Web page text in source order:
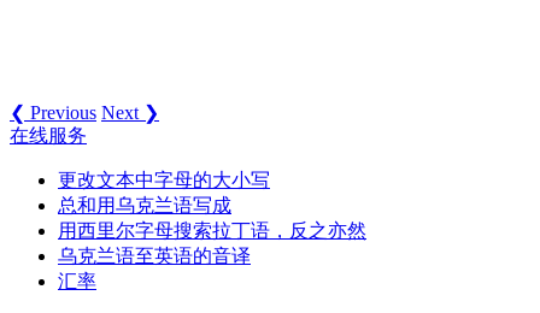
❮ Previous Next ❯
在线服务
更改文本中字母的大小写
总和用乌克兰语写成
用西里尔字母搜索拉丁语，反之亦然
乌克兰语至英语的音译
汇率